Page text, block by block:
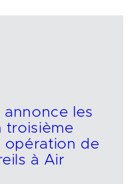
les
troisième
opération de
à Air